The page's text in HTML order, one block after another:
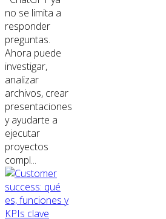
no se limita a
responder
preguntas.
Ahora puede
investigar,
analizar
archivos, crear
presentaciones
y ayudarte a
ejecutar
proyectos
compl...